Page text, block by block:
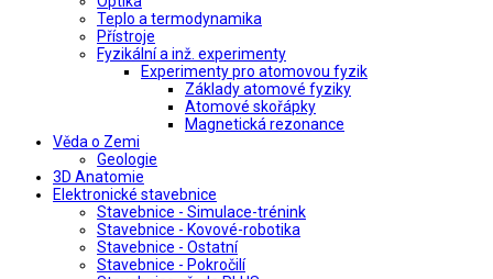
Teplo a termodynamika
Přístroje
Fyzikální a inž. experimenty
Experimenty pro atomovou fyzik
Základy atomové fyziky
Atomové skořápky
Magnetická rezonance
Věda o Zemi
Geologie
3D Anatomie
Elektronické stavebnice
Stavebnice - Simulace-trénink
Stavebnice - Kovové-robotika
Stavebnice - Ostatní
Stavebnice - Pokročilí